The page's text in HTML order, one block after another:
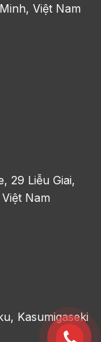
Việt Nam
29 Liễu Giai,
Nam
Kasumigaseki